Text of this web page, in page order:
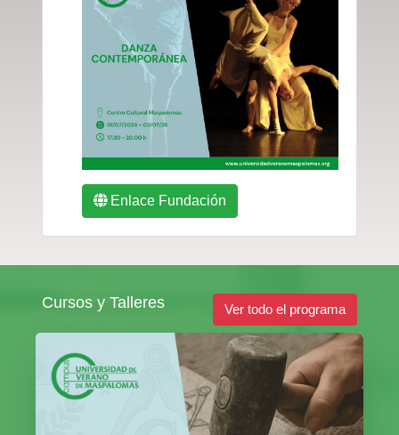
Enlace Fundación
Cursos y Talleres Ver todo el programa